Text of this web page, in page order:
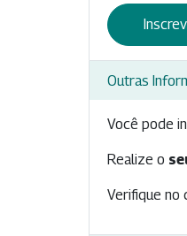
Outras
Você pode
Realize o
Verifique no